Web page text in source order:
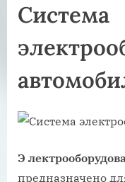
Система
Э
предназначено